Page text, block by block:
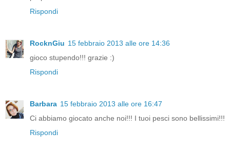
Rispondi
RocknGiu 15 febbraio 2013 alle ore 14:36
gioco stupendo!!! grazie :)
Rispondi
Barbara 15 febbraio 2013 alle ore 16:47
Ci abbiamo giocato anche noi!!! I tuoi pesci sono bellissimi!!!
Rispondi